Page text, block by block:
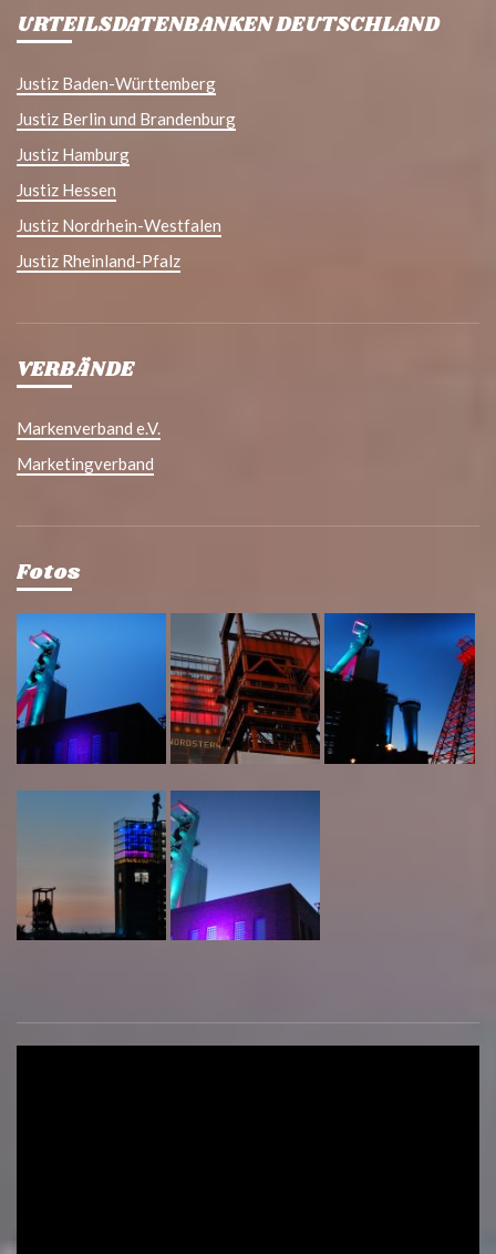
URTEILSDATENBANKEN DEUTSCHLAND
Justiz Baden-Württemberg
Justiz Berlin und Brandenburg
Justiz Hamburg
Justiz Hessen
Justiz Nordrhein-Westfalen
Justiz Rheinland-Pfalz
VERBÄNDE
Markenverband e.V.
Marketingverband
Fotos